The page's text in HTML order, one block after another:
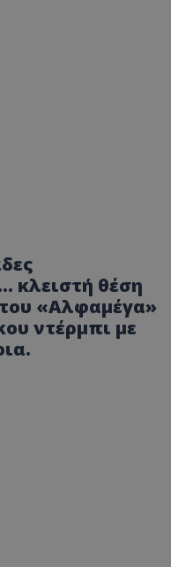
κλειστή θέση
του «Αλφαμέγα»
ντέρμπι με